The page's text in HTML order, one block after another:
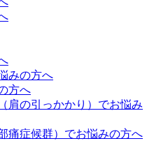
みの方へ
方へ
肩の引っかかり）でお悩み
痛症候群）でお悩みの方へ